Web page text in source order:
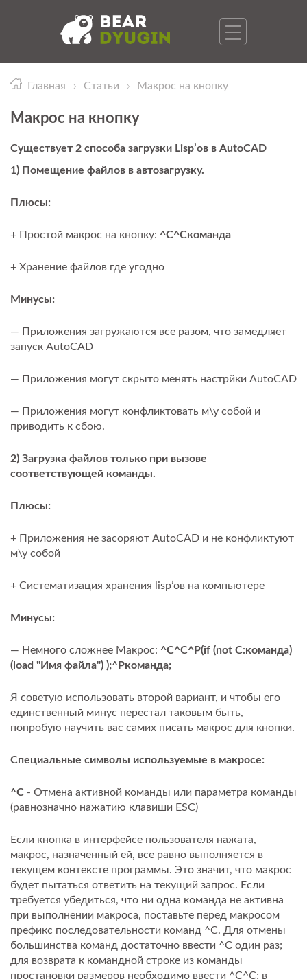
Главная Статьи Макрос на кнопку
Макрос на кнопку
Существует 2 способа загрузки Lisp’ов в AutoCAD
1) Помещение файлов в автозагрузку.
Плюсы:
+ Простой макрос на кнопку: ^C^Cкоманда
+ Хранение файлов где угодно
Минусы:
— Приложения загружаются все разом, что замедляет
запуск AutoCAD
— Приложения могут скрыто менять настрйки AutoCAD
— Приложения могут конфликтовать м\у собой и
приводить к сбою.
2) Загрузка файлов только при вызове
соответствующей команды.
Плюсы:
+ Приложения не засоряют AutoCAD и не конфликтуют
м\у собой
+ Систематизация хранения lisp’ов на компьютере
Минусы:
— Немного сложнее Макрос: ^C^C^P(if (not С:команда)
(load "Имя файла") );^Pкоманда;
Я советую использовать второй вариант, и чтобы его
единственный минус перестал таковым быть,
попробую научить вас самих писать макрос для кнопки.
Специальные символы используемые в макросе:
^C - Отмена активной команды или параметра команды
(равнозначно нажатию клавиши ESC)
Если кнопка в интерфейсе пользователя нажата,
макрос, назначенный ей, все равно выполняется в
текущем контексте программы. Это значит, что макрос
будет пытаться ответить на текущий запрос. Если
требуется убедиться, что ни одна команда не активна
при выполнении макроса, поставьте перед макросом
префикс последовательности команд ^C. Для отмены
большинства команд достаточно ввести ^C один раз;
для возврата к командной строке из команды
простановки размеров необходимо ввести ^C^C; в